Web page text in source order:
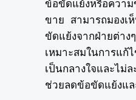
ข้อขัดแย้งหรือควา
ขาย สามารถมองเ
ขัดแย้งจากฝ่ายต่าง
เหมาะสมในการแก้
เป็นกลางใจและไม่
ช่วยลดข้อขัดแย้งแล